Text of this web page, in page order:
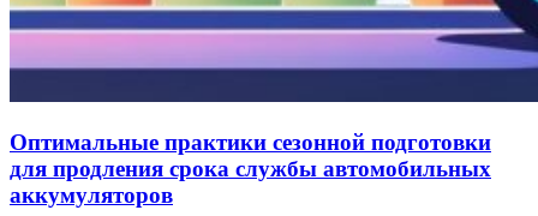
Оптимальные практики сезонной подготовки
для продления срока службы автомобильных
аккумуляторов